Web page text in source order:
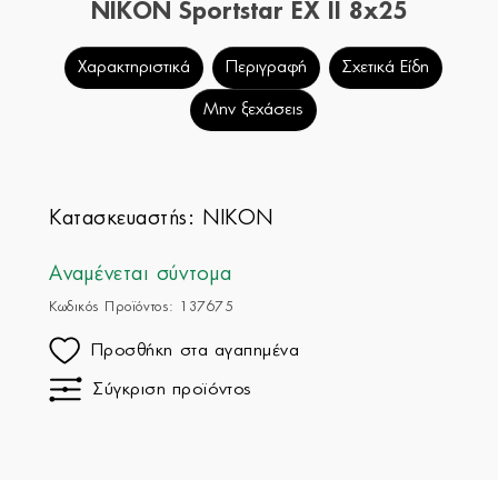
NIKON Sportstar EX II 8x25
Χαρακτηριστικά Περιγραφή Σχετικά Είδη
Μην ξεχάσεις
Κατασκευαστής: NIKON
Αναμένεται σύντομα
Κωδικός Προϊόντος: 137675
Προσθήκη στα αγαπημένα
Σύγκριση προϊόντος